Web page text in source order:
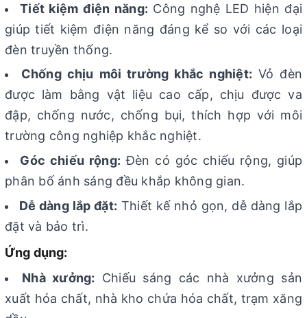
Tiết kiệm điện năng: Công nghệ LED hiện đại
giúp tiết kiệm điện năng đáng kể so với các loại
đèn truyền thống.
Chống chịu môi trường khắc nghiệt: Vỏ đèn
được làm bằng vật liệu cao cấp, chịu được va
đập, chống nước, chống bụi, thích hợp với môi
trường công nghiệp khắc nghiệt.
Góc chiếu rộng: Đèn có góc chiếu rộng, giúp
phân bố ánh sáng đều khắp không gian.
Dễ dàng lắp đặt: Thiết kế nhỏ gọn, dễ dàng lắp
đặt và bảo trì.
Ứng dụng:
Nhà xưởng: Chiếu sáng các nhà xưởng sản
xuất hóa chất, nhà kho chứa hóa chất, trạm xăng